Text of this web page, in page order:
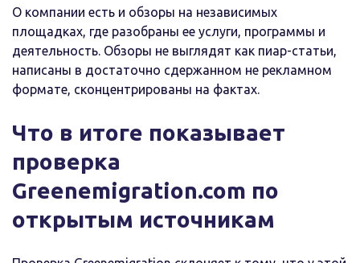
О компании есть и обзоры на независимых
площадках, где разобраны ее услуги, программы и
деятельность. Обзоры не выглядят как пиар-статьи,
написаны в достаточно сдержанном не рекламном
формате, сконцентрированы на фактах.
Что в итоге показывает
проверка
Greenemigration.com по
открытым источникам